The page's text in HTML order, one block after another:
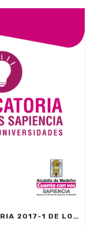
DATOS CLAVE DE LA CONVOCATORIA 2017-1 DE LOS FONDOS SAPIENCIA CON RECURSOS DE EPM Y UNIVERSIDADES